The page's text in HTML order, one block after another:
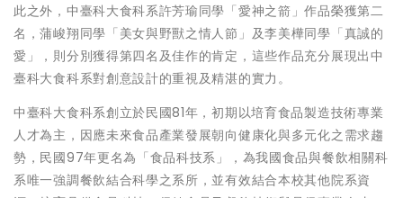
此之外，中臺科大食科系許芳瑜同學「愛神之箭」作品榮獲第二
名，蒲峻翔同學「美女與野獸之情人節」及李美樺同學「真誠的
愛」，則分別獲得第四名及佳作的肯定，這些作品充分展現出中
臺科大食科系對創意設計的重視及精湛的實力。
中臺科大食科系創立於民國81年，初期以培育食品製造技術專業
人才為主，因應未來食品產業發展朝向健康化與多元化之需求趨
勢，民國97年更名為「食品科技系」，為我國食品與餐飲相關科
系唯一強調餐飲結合科學之系所，並有效結合本校其他院系資